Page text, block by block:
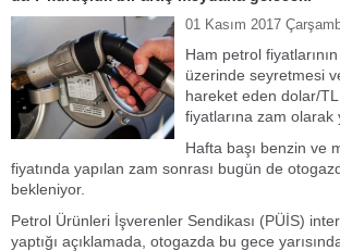
01 Kasım 2017
Ham petrol
üzerinde seyretmesi
hareket eden dolar/
fiyatlarına zam olarak
Hafta başı benzin ve
fiyatında yapılan zam sonrası bugün de
bekleniyor.
Petrol Ürünleri İşverenler Sendikası (PÜİS)
yaptığı açıklamada, otogazda bu gece